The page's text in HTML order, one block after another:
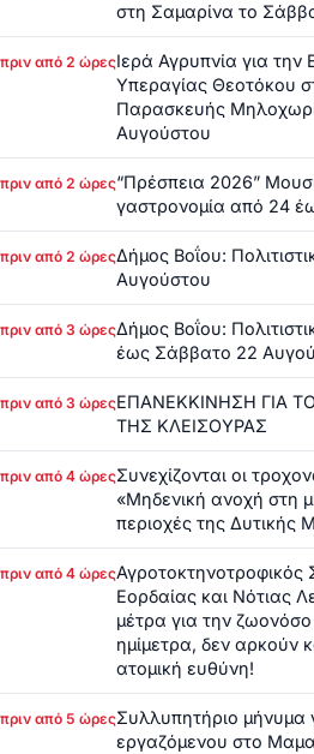
στη Σαμαρίνα το
πριν από 2 ώρεςΙερά Αγρυπνία για
Υπεραγίας Θεοτόκου
Παρασκευής
Αυγούστου
πριν από 2 ώρες“Πρέσπεια 2026”
γαστρονομία από 24
πριν από 2 ώρεςΔήμος Βοΐου:
Αυγούστου
πριν από 3 ώρεςΔήμος Βοΐου:
έως Σάββατο 22
πριν από 3 ώρεςΕΠΑΝΕΚΚΙΝΗΣΗ ΓΙΑ
ΤΗΣ ΚΛΕΙΣΟΥΡΑΣ
πριν από 4 ώρεςΣυνεχίζονται οι
«Μηδενική ανοχή στη
περιοχές της Δυτικής
πριν από 4 ώρεςΑγροτοκτηνοτροφικός
Εορδαίας και Νότιας
μέτρα για την ζωονόσο
ημίμετρα, δεν αρκούν
ατομική ευθύνη!
πριν από 5 ώρεςΣυλλυπητήριο μήνυμα
εργαζόμενου στο